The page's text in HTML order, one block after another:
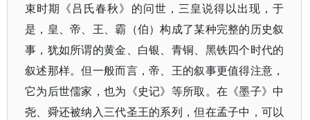
束时期《吕氏春秋》的问世，三皇说得以出现，于
是，皇、帝、王、霸（伯）构成了某种完整的历史叙
事，犹如所谓的黄金、白银、青铜、黑铁四个时代的
叙述那样。但一般而言，帝、王的叙事更值得注意，
它为后世儒家，也为《史记》等所取。在《墨子》中
尧、舜还被纳入三代圣王的系列，但在孟子中，可以